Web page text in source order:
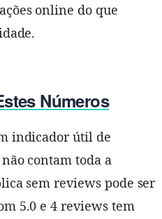
online do que
Números
indicador útil de
contam toda a
sem reviews pode ser
5.0 e 4 reviews tem